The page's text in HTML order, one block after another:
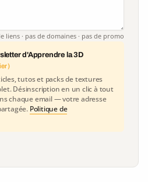
liens · pas de domaines · pas de promo
d'Apprendre la 3D
tutos et packs de textures
Désinscription en un clic à tout
chaque email — votre adresse
Politique de